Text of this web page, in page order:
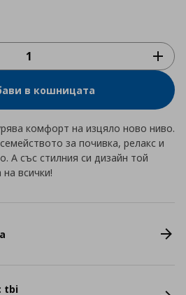
в кошницата
комфорт на изцяло ново ниво.
за почивка, релакс и
А със стилния си дизайн той
всички!
tbi